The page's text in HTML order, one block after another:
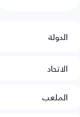
الدولة
الاتحاد
الملعب